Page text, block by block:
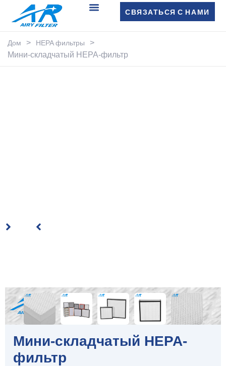
СВЯЗАТЬСЯ С НАМИ
Дом > HEPA фильтры
>
Мини-складчатый HEPA-фильтр
Мини-складчатый HEPA-
фильтр